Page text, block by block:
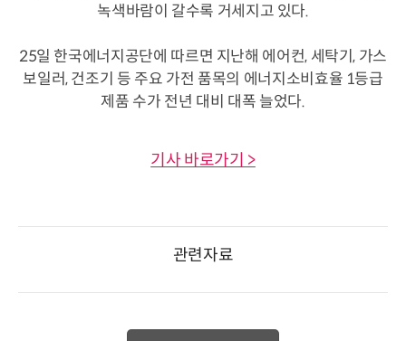
녹색바람이 갈수록 거세지고 있다.
25일 한국에너지공단에 따르면 지난해 에어컨, 세탁기, 가스
보일러, 건조기 등 주요 가전 품목의 에너지소비효율 1등급
제품 수가 전년 대비 대폭 늘었다.
기사 바로가기 >
관련자료